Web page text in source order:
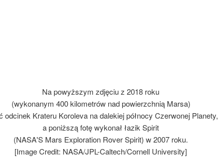
Na powyższym zdjęciu z 2018 roku
(wykonanym 400 kilometrów nad powierzchnią Marsa)
odcinek Krateru Koroleva na dalekiej północy Czerwonej Planety,
a poniższą fotę wykonał łazik Spirit
(NASA'S Mars Exploration Rover Spirit) w 2007 roku.
[Image Credit: NASA/JPL-Caltech/Cornell University]